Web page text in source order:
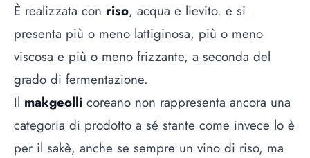
È realizzata con riso, acqua e lievito. e si
presenta più o meno lattiginosa, più o meno
viscosa e più o meno frizzante, a seconda del
grado di fermentazione.
Il makgeolli coreano non rappresenta ancora una
categoria di prodotto a sé stante come invece lo è
per il sakè, anche se sempre un vino di riso, ma